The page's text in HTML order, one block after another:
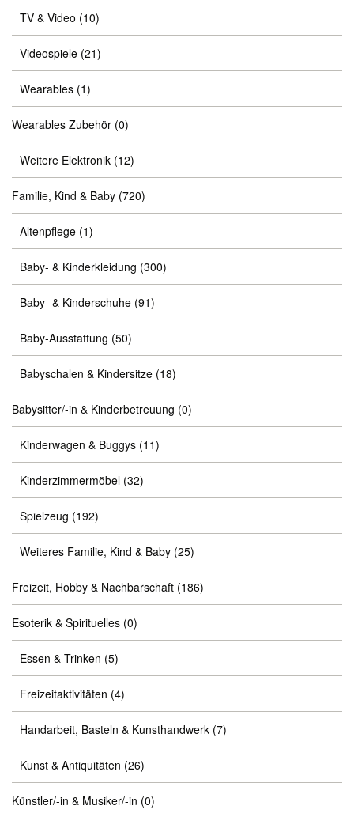
TV & Video (10)
Videospiele (21)
Wearables (1)
Wearables Zubehör (0)
Weitere Elektronik (12)
Familie, Kind & Baby (720)
Altenpflege (1)
Baby- & Kinderkleidung (300)
Baby- & Kinderschuhe (91)
Baby-Ausstattung (50)
Babyschalen & Kindersitze (18)
Babysitter/-in & Kinderbetreuung (0)
Kinderwagen & Buggys (11)
Kinderzimmermöbel (32)
Spielzeug (192)
Weiteres Familie, Kind & Baby (25)
Freizeit, Hobby & Nachbarschaft (186)
Esoterik & Spirituelles (0)
Essen & Trinken (5)
Freizeitaktivitäten (4)
Handarbeit, Basteln & Kunsthandwerk (7)
Kunst & Antiquitäten (26)
Künstler/-in & Musiker/-in (0)